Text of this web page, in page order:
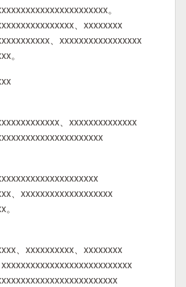
。
、xxxxxxxx
、xxxxxxxxxxxxxxxxx
。
、xxxxxxxxxxxxxx
、xxxxxxxxxxxxxxxxxxx
、xxxxxxxxxx、xxxxxxxx